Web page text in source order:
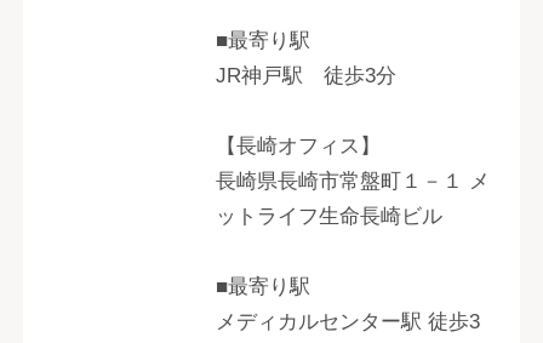
■最寄り駅
JR神戸駅 徒歩3分
【長崎オフィス】
長崎県長崎市常盤町１－１ メ
ットライフ生命長崎ビル
■最寄り駅
メディカルセンター駅 徒歩3